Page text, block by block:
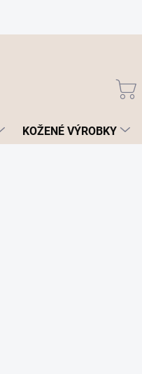
KOŽENÉ VÝROBKY